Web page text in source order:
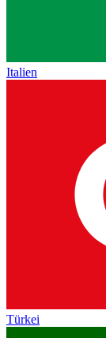
Italien
Türkei